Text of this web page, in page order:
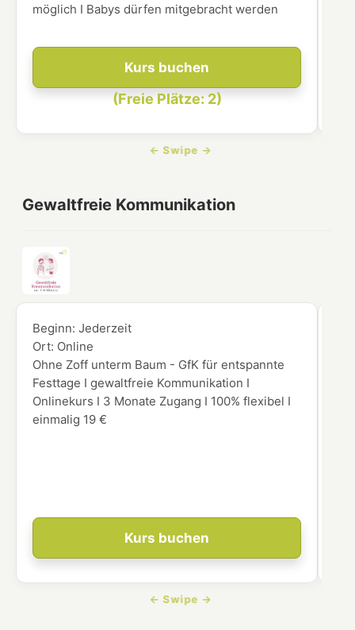
Kurs buchen
(Freie Plätze: 2)
möglich I Babys dürfen mitgebracht werden
Gewaltfreie Kommunikation
Kurs buchen
Beginn:Jederzeit
Ort: Online
Ohne Zoff unterm Baum - GfK für entspannte
Festtage I gewaltfreie Kommunikation I
Onlinekurs I 3 Monate Zugang I 100% flexibel I
einmalig 19 €